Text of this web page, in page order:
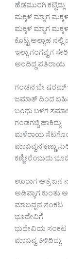
ಹೆಡಮುರಗಿ ಕಟ್ಟಿದ್ಲು
ಮಕ್ಕಳ ಮ್ಯಾಗ
ಮಕ್ಕಳ ಮ್ಯಾಗ
ಕೊಟ್ಟ ಅಲ್ಲಾಹ
ಇಲ್ಲಾ ಗಂಗವ್ವಗ
ಅಂದಿದ್ದ ಪತಿರಾಯ
ಗಂಡನ ಬೇ ಷರಮ್
ಜಮಾತ್ ದಿಂದ
ಬಂಧು ಬಳಗ
ಗಂಡಗಚ್ಚಿ ಹಾಕಿದ್ಲು
ಮಳೆರಾಯ
ಮಾಬವ್ವನ ಕಣ್ಣು
ಕಣ್ಣೀರೆಂಬುದು
ಊರಾಗ ಅತ್ರ ಜನ
ಅಡಿವ್ಯಾಗ ಕುಂತು
ಮಾಬವ್ವನ ಸಂಕಟ
ಭೂದೇವಿಗೆ
ಭುದೇವಿಯ ಸಂಕಟ
ಮಾಬವ್ವ ತಿಳಿದಿದ್ಲು